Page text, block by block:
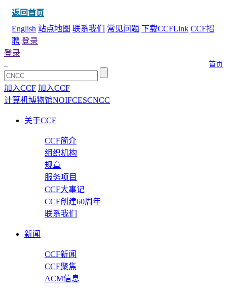
返回首页
English 站点地图 联系我们 常见问题 下载CCFLink CCF招
聘 登录
首页
登录
加入CCF 加入CCF
计算机博物馆NOIFCESCNCC
关于CCF
CCF简介
组织机构
规章
服务项目
CCF大事记
CCF创建60周年
联系我们
新闻
CCF新闻
CCF聚焦
ACM信息